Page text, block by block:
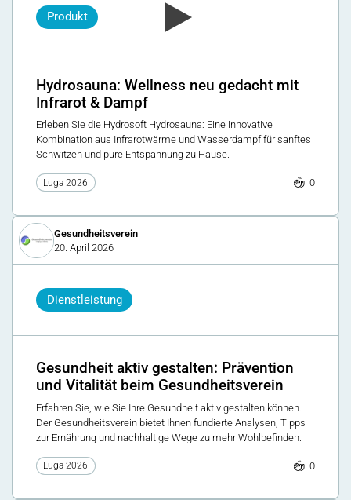
Produkt
Hydrosauna: Wellness neu gedacht mit
Infrarot & Dampf
Erleben Sie die Hydrosoft Hydrosauna: Eine innovative
Kombination aus Infrarotwärme und Wasserdampf für sanftes
Schwitzen und pure Entspannung zu Hause.
Luga 2026 0
Gesundheitsverein
20. April 2026
Dienstleistung
Gesundheit aktiv gestalten: Prävention
und Vitalität beim Gesundheitsverein
Erfahren Sie, wie Sie Ihre Gesundheit aktiv gestalten können.
Der Gesundheitsverein bietet Ihnen fundierte Analysen, Tipps
zur Ernährung und nachhaltige Wege zu mehr Wohlbefinden.
Luga 2026 0